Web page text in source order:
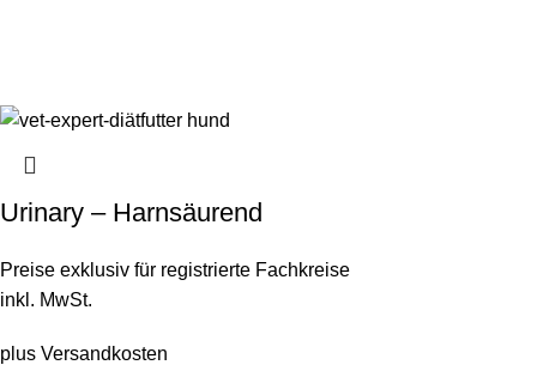
Urinary – Harnsäurend
Preise exklusiv für registrierte Fachkreise
inkl. MwSt.
plus Versandkosten